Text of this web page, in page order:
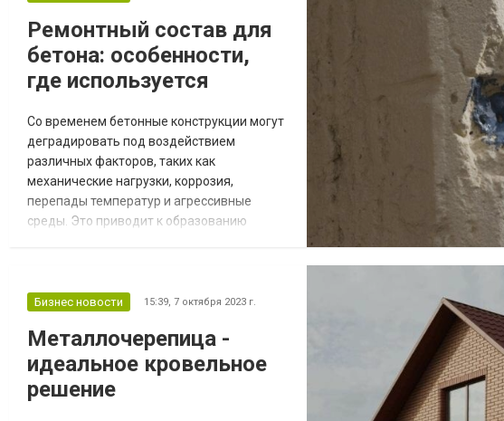
укреплению строительного котлована на
мастеров ТОО «STROY SERVIS...
Ремонтный состав для
бетона: особенности,
где используется
Со временем бетонные конструкции могут
деградировать под воздействием
различных факторов, таких как
механические нагрузки, коррозия,
перепады температур и агрессивные
среды. Это приводит к образованию
восстановления поврежденных бетонных
ремонтная смесь, и по ссылке
https://mpkm.org/remontnyy-sostav/ вы
Бизнес новости 15:39, 7 октября 2023 г.
Металлочерепица -
идеальное кровельное
решение